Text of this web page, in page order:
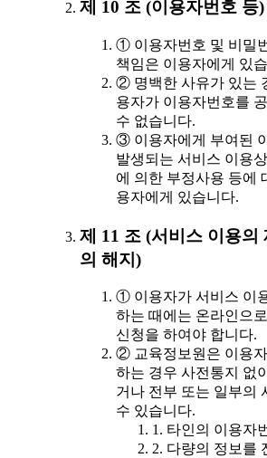
제 10 조 (이용자번호 등)
① 이용자번호 및 비밀
책임은 이용자에게 있
② 명백한 사유가 있는
용자가 이용자번호를
수 없습니다.
③ 이용자에게 부여된
발생되는 서비스 이용
에 의한 부정사용 등에
용자에게 있습니다.
제 11 조 (서비스 이용의
의 해지)
① 이용자가 서비스 이
하는 때에는 온라인으
신청을 하여야 합니다.
② 교육정보원은 이용
하는 경우 사전통지 없
거나 전부 또는 일부의
수 있습니다.
1. 타인의 이용자
2. 다량의 정보를